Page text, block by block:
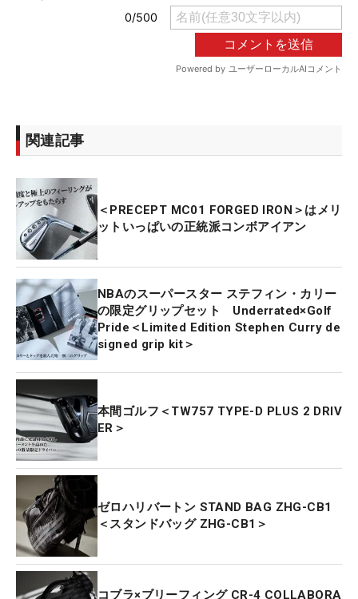
関連記事
＜PRECEPT MC01 FORGED IRON＞はメリ
ットいっぱいの正統派コンボアイアン
NBAのスーパースター ステフィン・カリー
の限定グリップセット Underrated×Golf
Pride＜Limited Edition Stephen Curry de
signed grip kit＞
本間ゴルフ＜TW757 TYPE-D PLUS 2 DRIV
ER＞
ゼロハリバートン STAND BAG ZHG-CB1
＜スタンドバッグ ZHG-CB1＞
コブラ×ブリーフィング CR-4 COLLABORA